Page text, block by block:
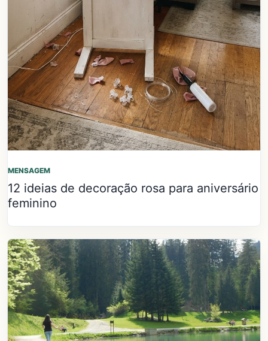
MENSAGEM
12 ideias de decoração rosa para aniversário
feminino